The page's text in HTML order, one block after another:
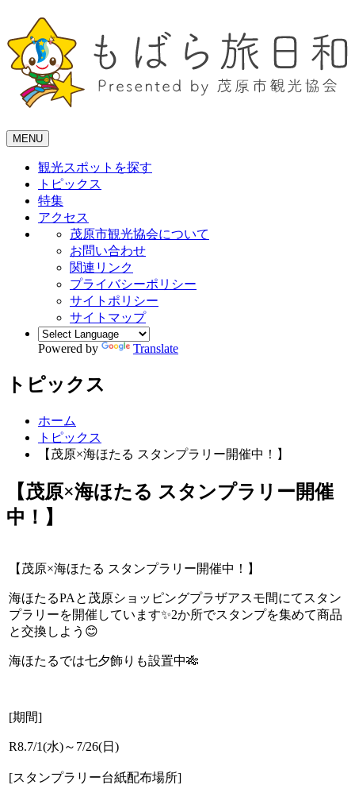
MENU
観光スポットを探す
トピックス
特集
アクセス
茂原市観光協会について
お問い合わせ
関連リンク
プライバシーポリシー
サイトポリシー
サイトマップ
Powered by Translate
トピックス
ホーム
トピックス
【茂原×海ほたる スタンプラリー開催中！】
【茂原×海ほたる スタンプラリー開催
中！】
【茂原×海ほたる スタンプラリー開催中！】
海ほたるPA と茂原ショッピングプラザアスモ間にてスタン
プラリーを開催しています✨2か所でスタンプを集めて商品
と交換しよう😊
海ほたるでは七夕飾りも設置中🎋
[期間]
R8.7/1(水)～ 7/26(日 )
[スタンプラリー台紙配布場所]